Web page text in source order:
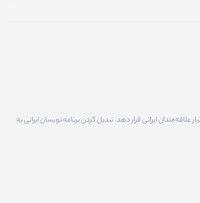
ایرانی قرار دهد. تبدیل کردن برنامه نویسان ایرانی به